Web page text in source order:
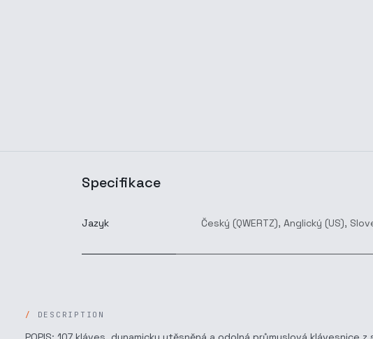
Specifikace
Jazyk Český (QWERTZ), Anglický (US),
DESCRIPTION